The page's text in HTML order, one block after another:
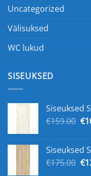
Uncategorized
Välisuksed
WC lukud
SISEUKSED
Siseuksed
€159.00 €
Siseuksed
€175.00 €